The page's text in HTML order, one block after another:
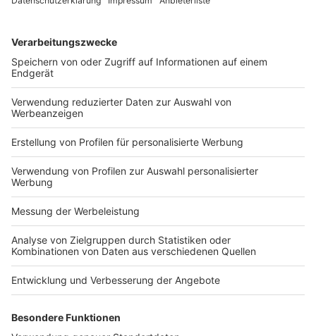
Prämiensparverträgen, bei denen die Prämien auf die
sind im Wege der ergänzenden Vertragsauslegung […]
WEITERLESEN
Wirtschaftsrecht
BGH entscheidet erneut über Revisionen
im Musterfeststellungsverfahren zu
Prämiensparverträgen
Veröffentlicht am24. Januar 2023vonkw
BGH, Urteil vom 24.1.2023 – XI ZR 257/21 Der u. a. für das
des Bundesgerichtshofs hat mit Urteil vom 24.1.2023
erneut über Revisionen des Musterklägers, […]